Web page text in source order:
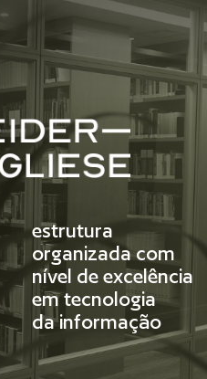
estrutura
organizada com
nível de excelência
em tecnologia
da informação